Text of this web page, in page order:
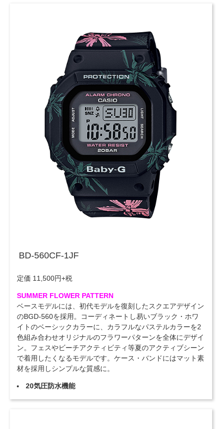
BD-560CF-1JF
定価 11,500円+税
SUMMER FLOWER PATTERN
ベースモデルには、初代モデルを復刻したスクエアデザイン
のBGD-560を採用。コーディネートし易いブラック・ホワ
イトのベーシックカラーに、カラフルなパステルカラーを2
色組み合わせオリジナルのフラワーパターンを全体にデザイ
ン。フェスやビーチアクティビティ等夏のアクティブシーン
で着用したくなるモデルです。ケース・バンドにはマット素
材を採用しシンプルな質感に。
20気圧防水機能